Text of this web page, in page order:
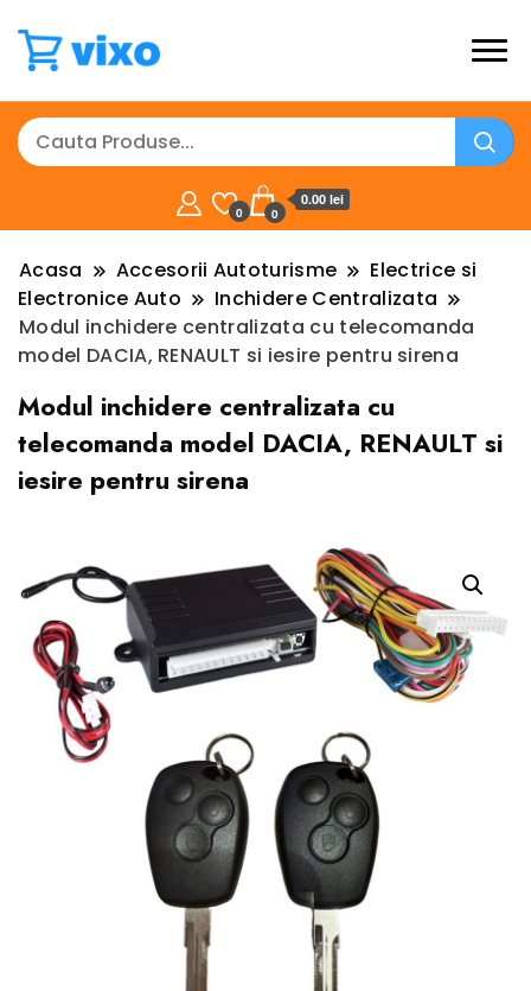
0 0
0.00 lei
Acasa Accesorii Autoturisme
Electrice si
Electronice Auto
Inchidere Centralizata
Modul inchidere centralizata cu telecomanda
model DACIA, RENAULT si iesire pentru sirena
Modul inchidere centralizata cu
telecomanda model DACIA, RENAULT si
iesire pentru sirena